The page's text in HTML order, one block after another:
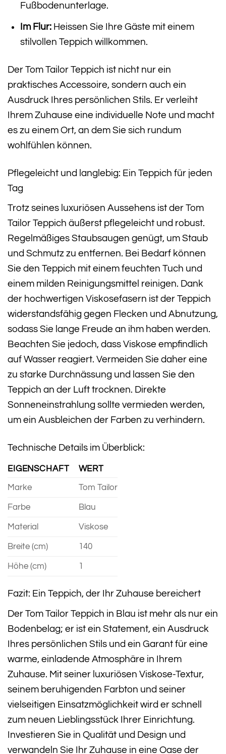
Fußbodenunterlage.
Im Flur:Heissen Sie Ihre Gäste mit einem
stilvollen Teppich willkommen.
Der Tom Tailor Teppich ist nicht nur ein
praktisches Accessoire, sondern auch ein
Ausdruck Ihres persönlichen Stils. Er verleiht
Ihrem Zuhause eine individuelle Note und macht
es zu einem Ort, an dem Sie sich rundum
wohlfühlen können.
Pflegeleicht und langlebig: Ein Teppich für jeden
Tag
Trotz seines luxuriösen Aussehens ist der Tom
Tailor Teppich äußerst pflegeleicht und robust.
Regelmäßiges Staubsaugen genügt, um Staub
und Schmutz zu entfernen. Bei Bedarf können
Sie den Teppich mit einem feuchten Tuch und
einem milden Reinigungsmittel reinigen. Dank
der hochwertigen Viskosefasern ist der Teppich
widerstandsfähig gegen Flecken und Abnutzung,
sodass Sie lange Freude an ihm haben werden.
Beachten Sie jedoch, dass Viskose empfindlich
auf Wasser reagiert. Vermeiden Sie daher eine
zu starke Durchnässung und lassen Sie den
Teppich an der Luft trocknen. Direkte
Sonneneinstrahlung sollte vermieden werden,
um ein Ausbleichen der Farben zu verhindern.
Technische Details im Überblick:
EIGENSCHAFT WERT
Marke Tom Tailor
Farbe Blau
Material Viskose
Breite (cm) 140
Höhe (cm) 1
Fazit: Ein Teppich, der Ihr Zuhause bereichert
Der Tom Tailor Teppich in Blau ist mehr als nur ein
Bodenbelag; er ist ein Statement, ein Ausdruck
Ihres persönlichen Stils und ein Garant für eine
warme, einladende Atmosphäre in Ihrem
Zuhause. Mit seiner luxuriösen Viskose-Textur,
seinem beruhigenden Farbton und seiner
vielseitigen Einsatzmöglichkeit wird er schnell
zum neuen Lieblingsstück Ihrer Einrichtung.
Investieren Sie in Qualität und Design und
verwandeln Sie Ihr Zuhause in eine Oase der